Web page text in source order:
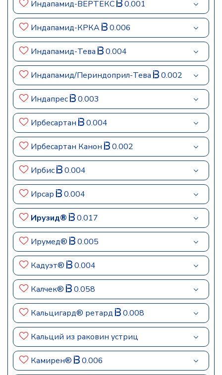
Индапамид-ВЕРТЕКС 0.001
Индапамид-КРКА 0.006
Индапамид-Тева 0.004
Индапамид/Периндоприл-Тева 0.002
Индапрес 0.003
Ирбесартан 0.004
Ирбесартан Канон 0.002
Ирбис 0.004
Ирсар 0.004
Ирузид® 0.017
Ирумед® 0.005
Кадуэт® 0.004
Калчек® 0.058
Кальцигард® ретард 0.008
Кальций из раковин устриц
Камирен® 0.006